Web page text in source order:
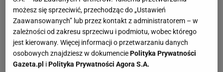
możesz się sprzeciwić, przechodząc do „Ustawień
Zaawansowanych” lub przez kontakt z administratorem – w
zależności od zakresu sprzeciwu i podmiotu, wobec którego
jest kierowany. Więcej informacji o przetwarzaniu danych
osobowych znajdziesz w dokumenciePolityka Prywatności
Gazeta.pl iPolityka Prywatności Agora S.A.